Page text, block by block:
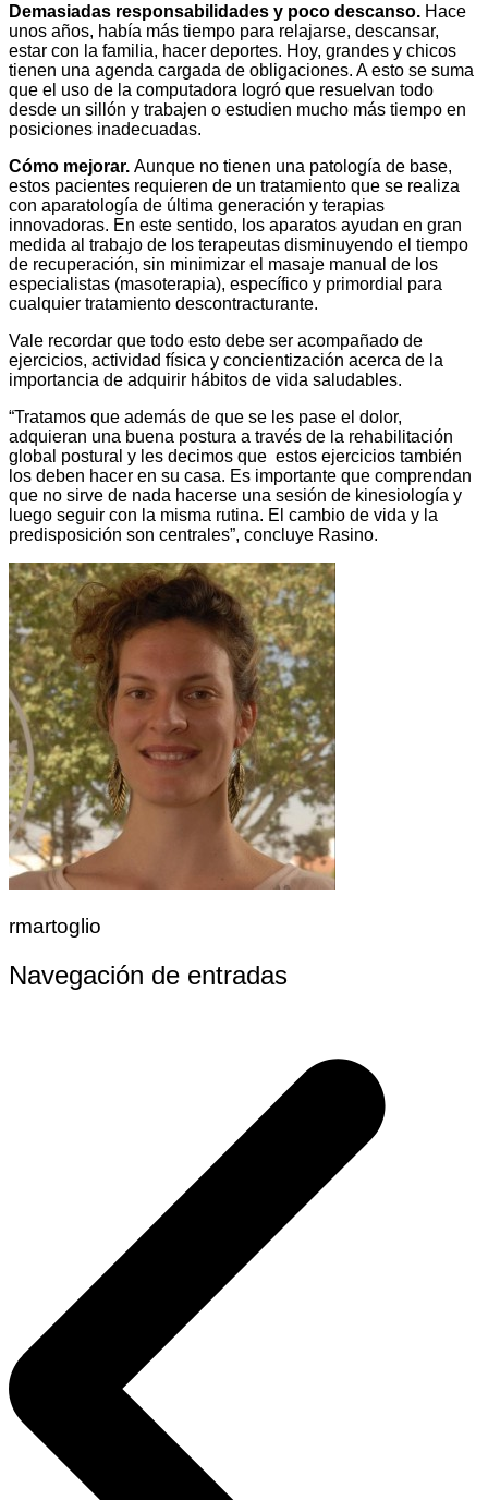
Demasiadas responsabilidades y poco descanso. Hace
unos años, había más tiempo para relajarse, descansar,
estar con la familia, hacer deportes. Hoy, grandes y chicos
tienen una agenda cargada de obligaciones. A esto se suma
que el uso de la computadora logró que resuelvan todo
desde un sillón y trabajen o estudien mucho más tiempo en
posiciones inadecuadas.
Cómo mejorar. Aunque no tienen una patología de base,
estos pacientes requieren de un tratamiento que se realiza
con aparatología de última generación y terapias
innovadoras. En este sentido, los aparatos ayudan en gran
medida al trabajo de los terapeutas disminuyendo el tiempo
de recuperación, sin minimizar el masaje manual de los
especialistas (masoterapia), específico y primordial para
cualquier tratamiento descontracturante.
Vale recordar que todo esto debe ser acompañado de
ejercicios, actividad física y concientización acerca de la
importancia de adquirir hábitos de vida saludables.
“Tratamos que además de que se les pase el dolor,
adquieran una buena postura a través de la rehabilitación
global postural y les decimos que estos ejercicios también
los deben hacer en su casa. Es importante que comprendan
que no sirve de nada hacerse una sesión de kinesiología y
luego seguir con la misma rutina. El cambio de vida y la
predisposición son centrales”, concluye Rasino.
rmartoglio
Navegación de entradas